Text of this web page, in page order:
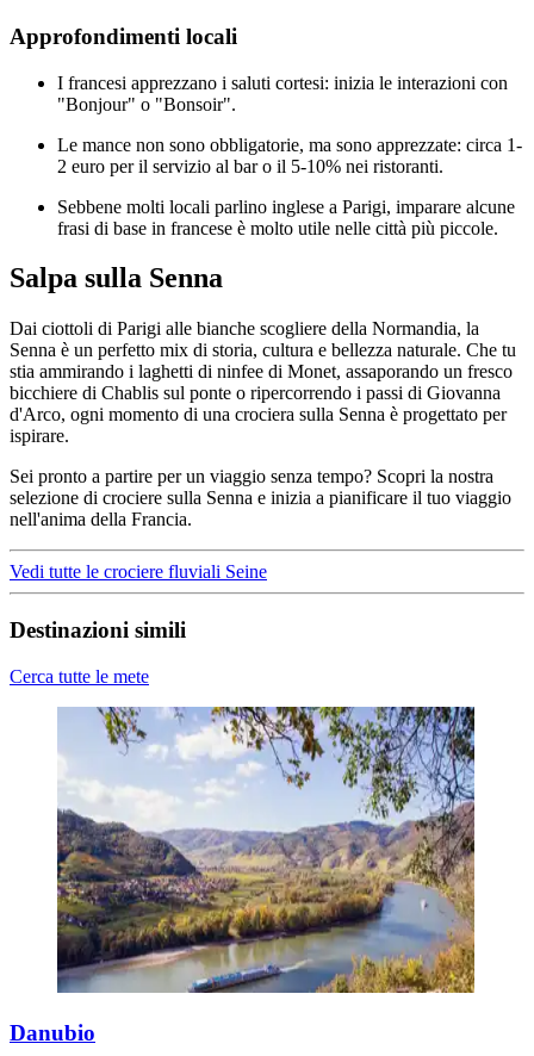
Approfondimenti locali
I francesi apprezzano i saluti cortesi: inizia le interazioni con
"Bonjour" o "Bonsoir".
Le mance non sono obbligatorie, ma sono apprezzate: circa 1-
2 euro per il servizio al bar o il 5-10% nei ristoranti.
Sebbene molti locali parlino inglese a Parigi, imparare alcune
frasi di base in francese è molto utile nelle città più piccole.
Salpa sulla Senna
Dai ciottoli di Parigi alle bianche scogliere della Normandia, la
Senna è un perfetto mix di storia, cultura e bellezza naturale. Che tu
stia ammirando i laghetti di ninfee di Monet, assaporando un fresco
bicchiere di Chablis sul ponte o ripercorrendo i passi di Giovanna
d'Arco, ogni momento di una crociera sulla Senna è progettato per
ispirare.
Sei pronto a partire per un viaggio senza tempo? Scopri la nostra
selezione di crociere sulla Senna e inizia a pianificare il tuo viaggio
nell'anima della Francia.
Vedi tutte le crociere fluviali Seine
Destinazioni simili
Cerca tutte le mete
Danubio